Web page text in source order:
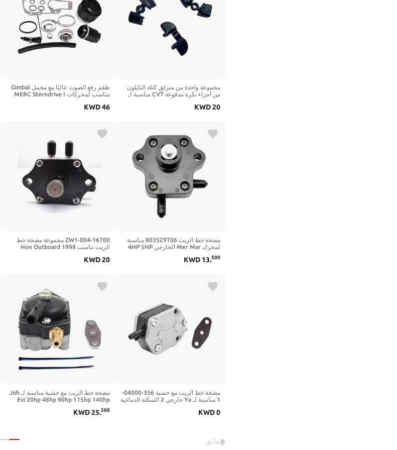
مجموعة واحدة من منزلق كتلة النايلون
من أجزاء بكرة مدفوعة CVT مناسبة لـ
ZForce
KWD20
طقم رفع الصوت عاليًا مع محمل Gimbal
مناسب لمحركات MERC Sterndrive I
Sie 18-8206-1
KWD46
مضخة خط الزيت 803529T06 مناسبة
لمحرك Mer Mar الخارجي 4HP 5HP
803529T1 803529T
KWD 13.500
16700-ZW1-004 مجموعة مضخة خط
الزيت تناسب 1998 Hon Outboard
KWD20
مضخة خط الزيت مع حشية 356-04000-
1 مناسبة لـ Ya خارجي 2 السكتة الدماغية
24410-00 663-24410-00
KWD0
مضخة خط الزيت مع حشية مناسبة لـ Joh
Evi 20hp 48hp 90hp 115hp 140hp
KWD25.500
سابق